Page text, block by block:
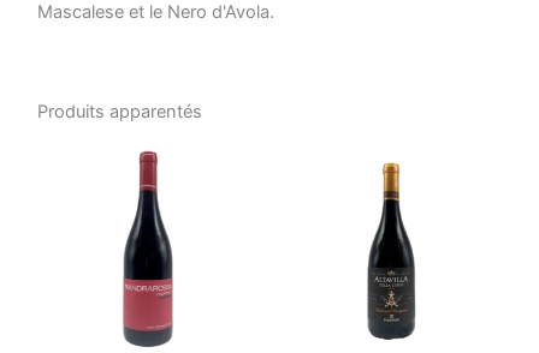
Mascalese et le Nero d'Avola.
Produits apparentés